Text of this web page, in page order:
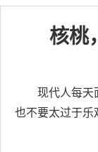
核桃
现代人每天
也不要太过于乐